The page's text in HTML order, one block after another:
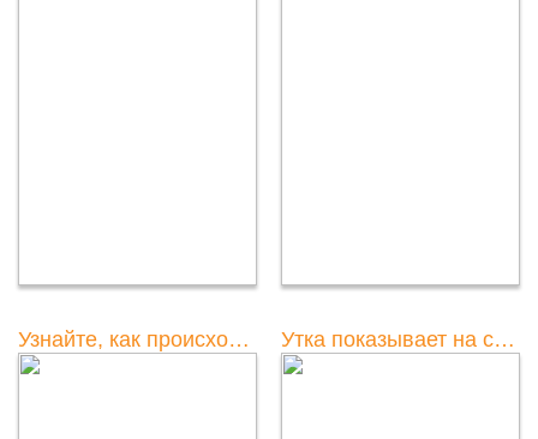
Узнайте, как происходит спаривание уток на примере захватывающих видео Утка показывает на себя: интересные факты и поведение уток